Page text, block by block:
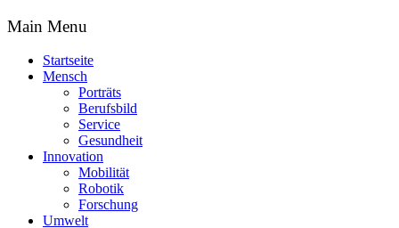
Main Menu
Startseite
Mensch
Porträts
Berufsbild
Service
Gesundheit
Innovation
Mobilität
Robotik
Forschung
Umwelt